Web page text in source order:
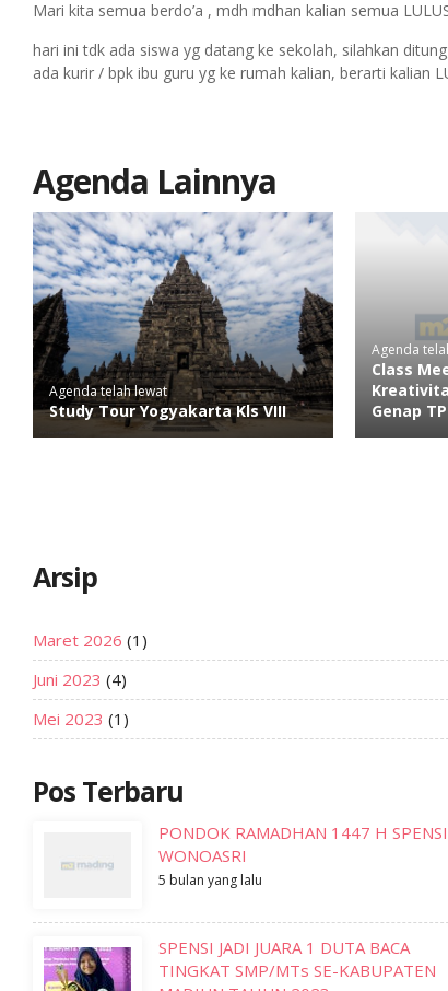
Mari kita semua berdo’a , mdh mdhan kalian semua
hari ini tdk ada siswa yg datang ke sekolah, silahkan
ada kurir / bpk ibu guru yg ke rumah kalian, berarti kalian
Agenda Lainnya
Agenda telah lewat
Study Tour Yogyakarta Kls VIII
Agenda
Class
Genap
Arsip
Maret 2026 (1)
Juni 2023 (4)
Mei 2023 (1)
Pos Terbaru
PONDOK RAMADHAN 1447 H SPENSI
WONOASRI
5 bulan yang lalu
SPENSI JADI JUARA 1 DUTA BACA
TINGKAT SMP/MTs SE-KABUPATEN